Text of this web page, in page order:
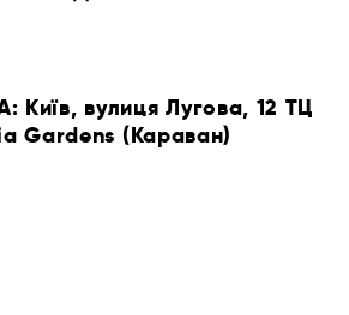
вулиця Лугова, 12 ТЦ
Gardens (Караван)